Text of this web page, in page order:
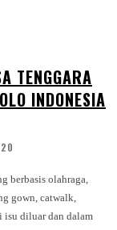
TENGGARA
INDONESIA
gown, catwalk,
isu diluar dan dalam